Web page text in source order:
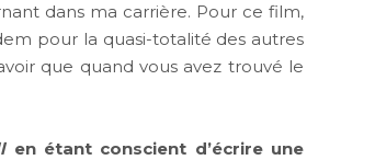
dans ma carrière. Pour ce film,
pour la quasi-totalité des autres
que quand vous avez trouvé le
en étant conscient d’écrire une